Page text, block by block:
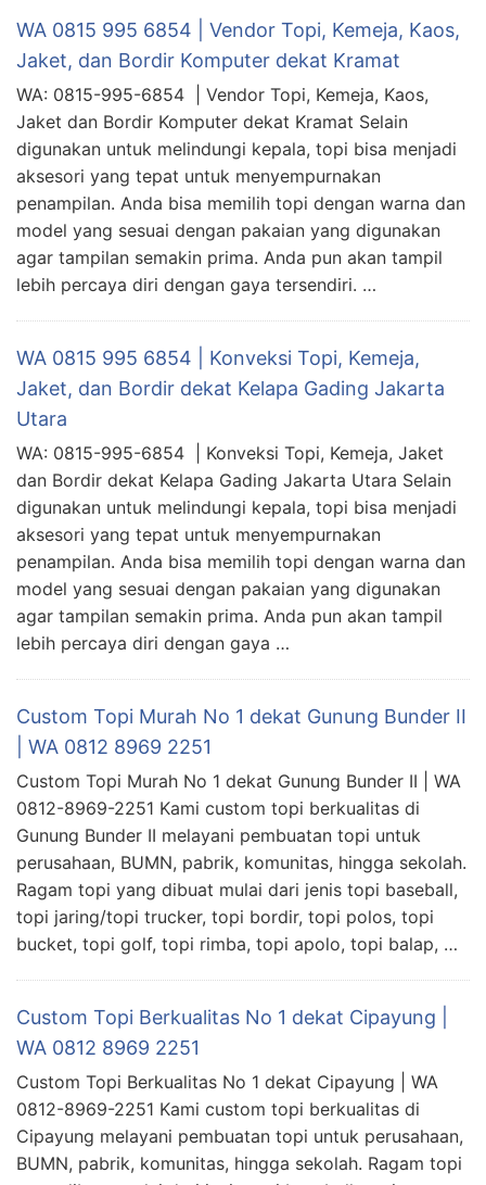
WA 0815 995 6854 | Vendor Topi, Kemeja, Kaos,
Jaket, dan Bordir Komputer dekat Kramat
WA: 0815-995-6854 | Vendor Topi, Kemeja, Kaos,
Jaket dan Bordir Komputer dekat Kramat Selain
digunakan untuk melindungi kepala, topi bisa menjadi
aksesori yang tepat untuk menyempurnakan
penampilan. Anda bisa memilih topi dengan warna dan
model yang sesuai dengan pakaian yang digunakan
agar tampilan semakin prima. Anda pun akan tampil
lebih percaya diri dengan gaya tersendiri. …
WA 0815 995 6854 | Konveksi Topi, Kemeja,
Jaket, dan Bordir dekat Kelapa Gading Jakarta
Utara
WA: 0815-995-6854 | Konveksi Topi, Kemeja, Jaket
dan Bordir dekat Kelapa Gading Jakarta Utara Selain
digunakan untuk melindungi kepala, topi bisa menjadi
aksesori yang tepat untuk menyempurnakan
penampilan. Anda bisa memilih topi dengan warna dan
model yang sesuai dengan pakaian yang digunakan
agar tampilan semakin prima. Anda pun akan tampil
lebih percaya diri dengan gaya …
Custom Topi Murah No 1 dekat Gunung Bunder II
| WA 0812 8969 2251
Custom Topi Murah No 1 dekat Gunung Bunder II | WA
0812-8969-2251 Kami custom topi berkualitas di
Gunung Bunder II melayani pembuatan topi untuk
perusahaan, BUMN, pabrik, komunitas, hingga sekolah.
Ragam topi yang dibuat mulai dari jenis topi baseball,
topi jaring/topi trucker, topi bordir, topi polos, topi
bucket, topi golf, topi rimba, topi apolo, topi balap, …
Custom Topi Berkualitas No 1 dekat Cipayung |
WA 0812 8969 2251
Custom Topi Berkualitas No 1 dekat Cipayung | WA
0812-8969-2251 Kami custom topi berkualitas di
Cipayung melayani pembuatan topi untuk perusahaan,
BUMN, pabrik, komunitas, hingga sekolah. Ragam topi